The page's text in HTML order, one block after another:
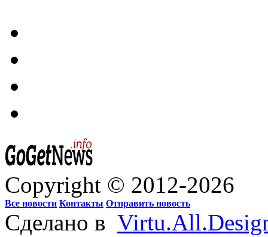
Copyright © 2012-2026
Все новости Контакты Отправить новость
Сделано в